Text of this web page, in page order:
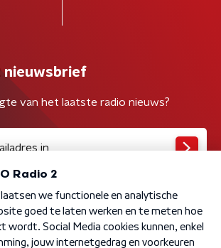
nieuwsbrief
van het laatste radio nieuws?